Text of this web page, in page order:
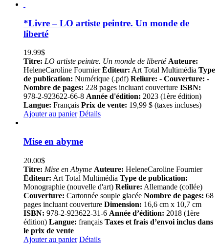
*Livre – LO artiste peintre. Un monde de
liberté
19.99$
Titre: LO artiste peintre. Un monde de liberté Auteure:
HeleneCaroline FournierÉditeur: Art Total Multimédia Type
de publication: Numérique (.pdf) Reliure: - Couverture: -
Nombre de pages: 228 pages incluant couverture ISBN:
978-2-923622-66-8 Année d'édition: 2023 (1ère édition)
Langue: Français Prix de vente: 19,99 $ (taxes incluses)
Ajouter au panier Détails
Mise en abyme
20.00$
Titre: Mise en Abyme Auteure: HeleneCaroline Fournier
Éditeur: Art Total Multimédia Type de publication:
Monographie (nouvelle d'art) Reliure: Allemande (collée)
Couverture: Cartonnée souple glacée Nombre de pages: 68
pages incluant couverture Dimension: 16,6 cm x 10,7 cm
ISBN: 978-2-923622-31-6 Année d’édition: 2018 (1ère
édition) Langue: français Taxes et frais d’envoi inclus dans
le prix de vente
Ajouter au panier Détails